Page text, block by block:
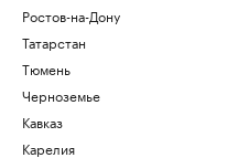
Ростов-на-Дону
Татарстан
Тюмень
Черноземье
Кавказ
Карелия